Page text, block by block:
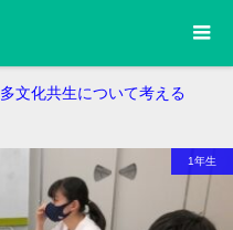
多文化共生について考える
1年生